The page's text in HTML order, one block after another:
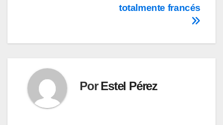
totalmente francés
PorEstel Pérez